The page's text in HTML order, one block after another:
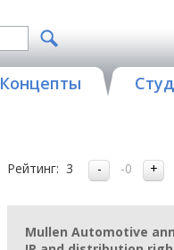
Концепты
Рейтинг: 3 -0
Mullen Automotive